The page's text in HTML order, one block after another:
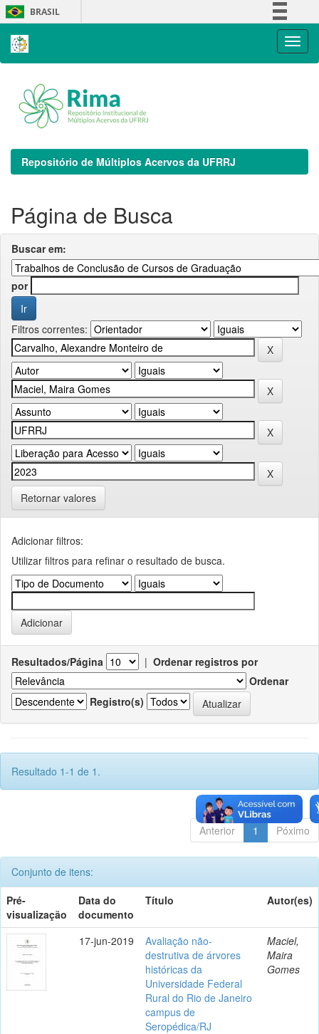
Skip
navigation
BRASIL
Repositório de Múltiplos Acervos da UFRRJ
Página de Busca
Buscar em:
por
Filtros correntes:
Retornar valores
Adicionar filtros:
Utilizar filtros para refinar o resultado de busca.
Resultados/Página | Ordenar registros por
Ordenar
Registro(s)
Resultado 1-1 de 1.
Anterior 1 Póximo
Conjunto de itens:
Pré-
visualização
Data do
documento
Título Autor(es)
17-jun-2019
Avaliação não-
destrutiva de árvores
históricas da
Universidade Federal
Rural do Rio de Janeiro
campus de
Seropédica/RJ
Maciel,
Maira
Gomes